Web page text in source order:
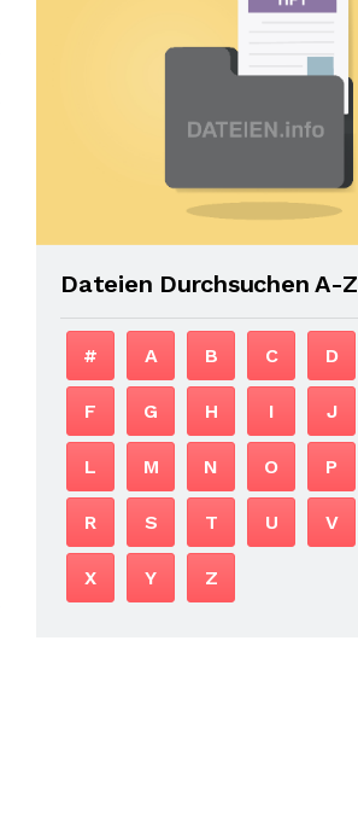
Dateien Durchsuchen A-Z
# A B C D
F G H I J
L M N O P
R S T U V
X Y Z